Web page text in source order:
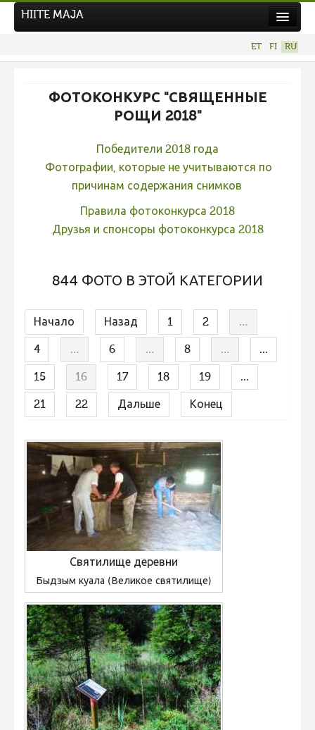
НОВЫЙ ФОТОКОНКУРС
Hiite kuvavõistlus 2026
Фотоконкурс 2025
Не учитываются 2025
Видео 2025
Фотоконкурс 2024
Видео 2024
Не учитываются 2023
Видео 2023
Фотоконкурс 2022
Не учитываются 2022
Фотоконкурс 2021
Видео 2021
Фотоконкурс 2020
Видео 2020
Фотоконкурс 2019
Фотоконкурс 2018
Фотоконкурс 2017
Фотоконкурс 2016
Фотоконкурс 2015
Фотоконкурс 2014
Фотоконкурс 2013
Фотоконкурс 2012
HIITE MAJA
ET FI RU
ФОТОКОНКУРС "СВЯЩЕННЫЕ
РОЩИ 2018"
Победители 2018 года
Фотографии, которые не учитываются по
причинам содержания снимков
Правила фотоконкурса 2018
Друзья и спонсоры фотоконкурса 2018
844 ФОТО В ЭТОЙ КАТЕГОРИИ
Начало Назад 1 2 …
4 … 6 … 8 … ...
15 16 17 18 19 ...
21 22 Дальше Конец
Святилище деревни
Быдзым куала (Великое святилище)